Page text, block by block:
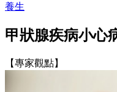
養生
甲狀腺疾病小心
【專家觀點】